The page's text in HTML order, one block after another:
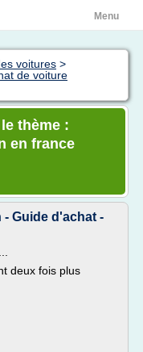
Menu
voitures >
de voiture
thème :
en france
Guide d'achat -
deux fois plus